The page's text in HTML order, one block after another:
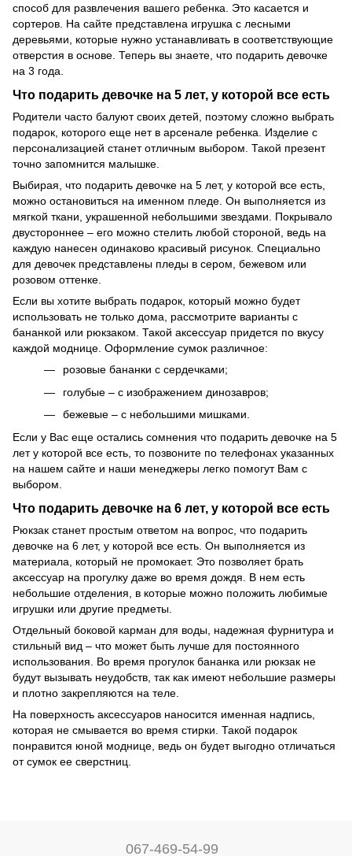
способ для развлечения вашего ребенка. Это касается и
сортеров. На сайте представлена игрушка с лесными
деревьями, которые нужно устанавливать в соответствующие
отверстия в основе. Теперь вы знаете, что подарить девочке
на 3 года.
Что подарить девочке на 5 лет, у которой все есть
Родители часто балуют своих детей, поэтому сложно выбрать
подарок, которого еще нет в арсенале ребенка. Изделие с
персонализацией станет отличным выбором. Такой презент
точно запомнится малышке.
Выбирая, что подарить девочке на 5 лет, у которой все есть,
можно остановиться на именном пледе. Он выполняется из
мягкой ткани, украшенной небольшими звездами. Покрывало
двустороннее – его можно стелить любой стороной, ведь на
каждую нанесен одинаково красивый рисунок. Специально
для девочек представлены пледы в сером, бежевом или
розовом оттенке.
Если вы хотите выбрать подарок, который можно будет
использовать не только дома, рассмотрите варианты с
бананкой или рюкзаком. Такой аксессуар придется по вкусу
каждой моднице. Оформление сумок различное:
розовые бананки с сердечками;
голубые – с изображением динозавров;
бежевые – с небольшими мишками.
Если у Вас еще остались сомнения что подарить девочке на 5
лет у которой все есть, то позвоните по телефонах указанных
на нашем сайте и наши менеджеры легко помогут Вам с
выбором.
Что подарить девочке на 6 лет, у которой все есть
Рюкзак станет простым ответом на вопрос, что подарить
девочке на 6 лет, у которой все есть. Он выполняется из
материала, который не промокает. Это позволяет брать
аксессуар на прогулку даже во время дождя. В нем есть
небольшие отделения, в которые можно положить любимые
игрушки или другие предметы.
Отдельный боковой карман для воды, надежная фурнитура и
стильный вид – что может быть лучше для постоянного
использования. Во время прогулок бананка или рюкзак не
будут вызывать неудобств, так как имеют небольшие размеры
и плотно закрепляются на теле.
На поверхность аксессуаров наносится именная надпись,
которая не смывается во время стирки. Такой подарок
понравится юной моднице, ведь он будет выгодно отличаться
от сумок ее сверстниц.
067-469-54-99